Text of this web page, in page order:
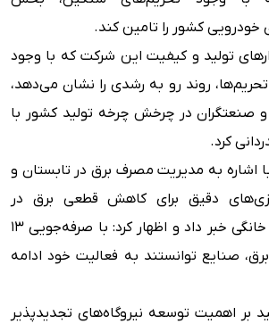
خودرویی کشور را تامین کند.
تولید و کیفیت این شرکت که با وجود
روند رو به رشدی را نشان می‌دهد،
صنعتگران در چرخش چرخه تولید کشور با
کرد.
اشاره به مدیریت مصرف برق در تابستان و
دقیق برای کاهش قطعی برق در
بخش‌های صنعتی و خانگی خبر داد و اظهار کرد: با صرفه‌جویی ۱۳
صنایع توانستند به فعالیت خود ادامه
بر اهمیت توسعه نیروگاه‌های تجدیدپذیر